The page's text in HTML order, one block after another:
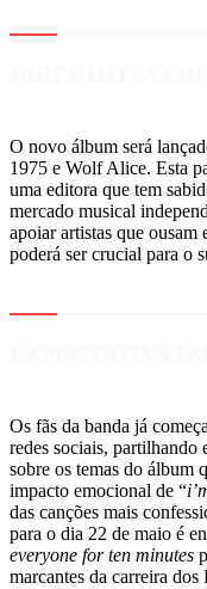
O novo álbum será
1975 e Wolf Alice. Esta
uma editora que tem
mercado musical
apoiar artistas que ousam
poderá ser crucial para o
Os fãs da banda já
redes sociais, partilhando
sobre os temas do álbum
impacto emocional de “
das canções mais
para o dia 22 de maio é
everyone for ten minutes
marcantes da carreira dos